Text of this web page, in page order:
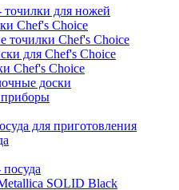
точилки для ножей
Chef's Choice
точилки Chef's Choice
для Chef's Choice
Chef's Choice
доски
приборы
для приготовления
SOLID Black